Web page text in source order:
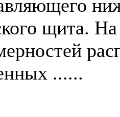
щита.
......